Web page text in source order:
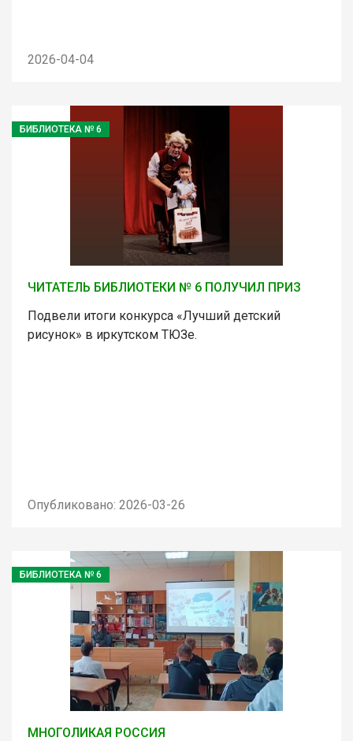
2026-04-04
БИБЛИОТЕКА № 6
ЧИТАТЕЛЬ БИБЛИОТЕКИ № 6 ПОЛУЧИЛ ПРИЗ
Подвели итоги конкурса «Лучший детский
рисунок» в иркутском ТЮЗе.
Опубликовано: 2026-03-26
БИБЛИОТЕКА № 6
МНОГОЛИКАЯ РОССИЯ